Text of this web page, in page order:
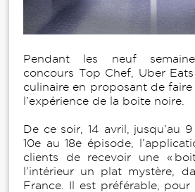
Pendant les neuf
concours Top Chef, Uber Eats
culinaire en proposant de faire
l’expérience de la boite noire.
De ce soir, 14 avril, jusqu’au
10e au 18e épisode,
clients de recevoir une «
l’intérieur un plat mystère,
France. Il est préférable, pour